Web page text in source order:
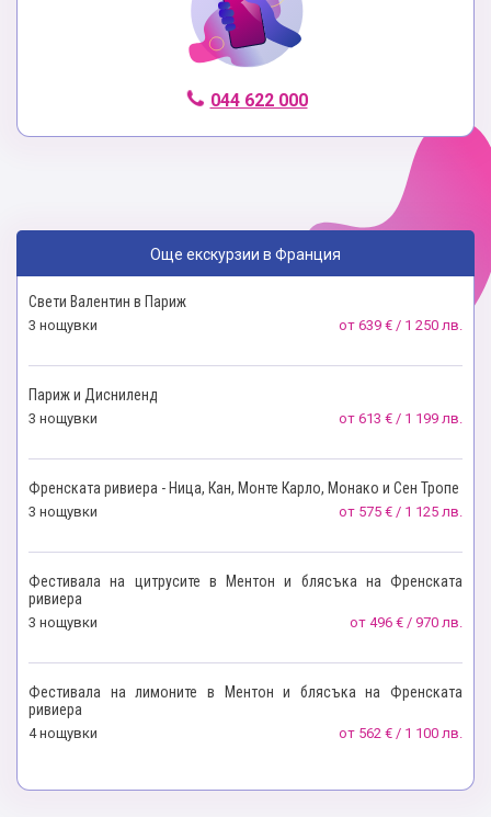
044 622 000
Още екскурзии в Франция
Свети Валентин в Париж
3 нощувки от 639 € / 1 250 лв.
Париж и Дисниленд
3 нощувки от 613 € / 1 199 лв.
Френската ривиера - Ница, Кан, Монте Карло, Монако и Сен Тропе
3 нощувки от 575 € / 1 125 лв.
Фестивала на цитрусите в Ментон и блясъка на Френската
ривиера
3 нощувки от 496 € / 970 лв.
Фестивала на лимоните в Ментон и блясъка на Френската
ривиера
4 нощувки от 562 € / 1 100 лв.